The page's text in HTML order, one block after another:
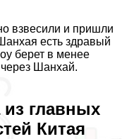
взвесили и пришли
есть здравый
берет в менее
Шанхай.
главных
Китая